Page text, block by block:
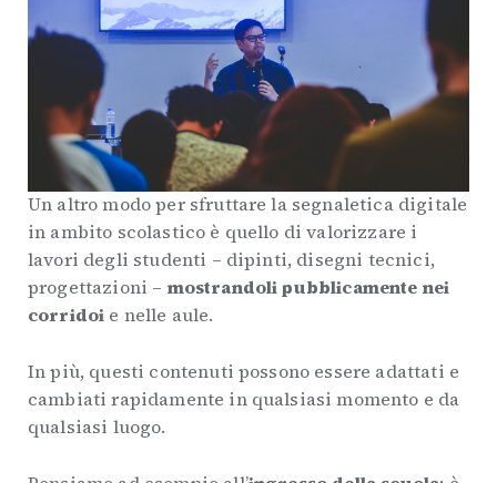
Un altro modo per sfruttare la segnaletica digitale
in ambito scolastico è quello di valorizzare i
lavori degli studenti – dipinti, disegni tecnici,
progettazioni – mostrandoli pubblicamente nei
corridoi e nelle aule.
In più, questi contenuti possono essere adattati e
cambiati rapidamente in qualsiasi momento e da
qualsiasi luogo.